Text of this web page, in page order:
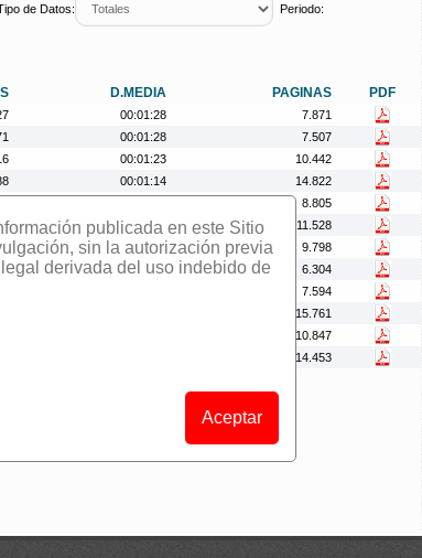
de Datos: Periodo:
D.MEDIA PAGINAS PDF
00:01:28
7.871
00:01:28
7.507
00:01:23
10.442
00:01:14
14.822
8.805
00:00:55
11.528
00:00:53
9.798
00:01:08
6.304
7.594
15.761
10.847
14.453
publicada en este Sitio
sin la autorización previa
derivada del uso indebido de
Aceptar